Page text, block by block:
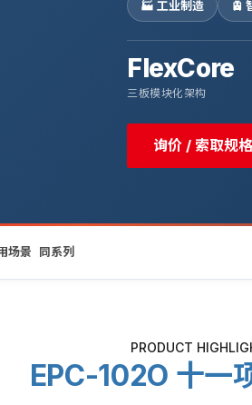
🏭 工业制造 🚊
FlexCore
三板模块化架构
询价 / 索取规
场景 同系列
PRODUCT
EPC-102O 十一